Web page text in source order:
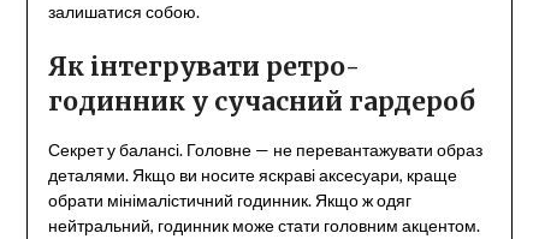
залишатися собою.
Як інтегрувати ретро-
годинник у сучасний гардероб
Секрет у балансі. Головне — не перевантажувати образ
деталями. Якщо ви носите яскраві аксесуари, краще
обрати мінімалістичний годинник. Якщо ж одяг
нейтральний, годинник може стати головним акцентом.